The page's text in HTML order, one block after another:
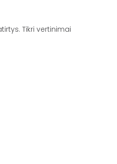
Tikri vertinimai